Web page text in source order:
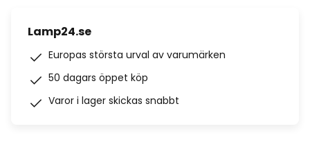
Lamp24.se
Europas största urval av varumärken
50 dagars öppet köp
Varor i lager skickas snabbt